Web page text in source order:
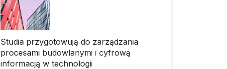
Studia przygotowują do zarządzania
procesami budowlanymi i cyfrową
informacją w technologii